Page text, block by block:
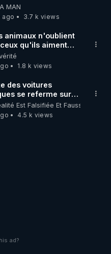
ont juste omis de
MAN
ago
3.7 k views
animaux n'oublient
qu'ils aiment…
1.8 k views
des voitures
se referme sur
!
Est Falsifiée Et Fausse
4.5 k views
ad?